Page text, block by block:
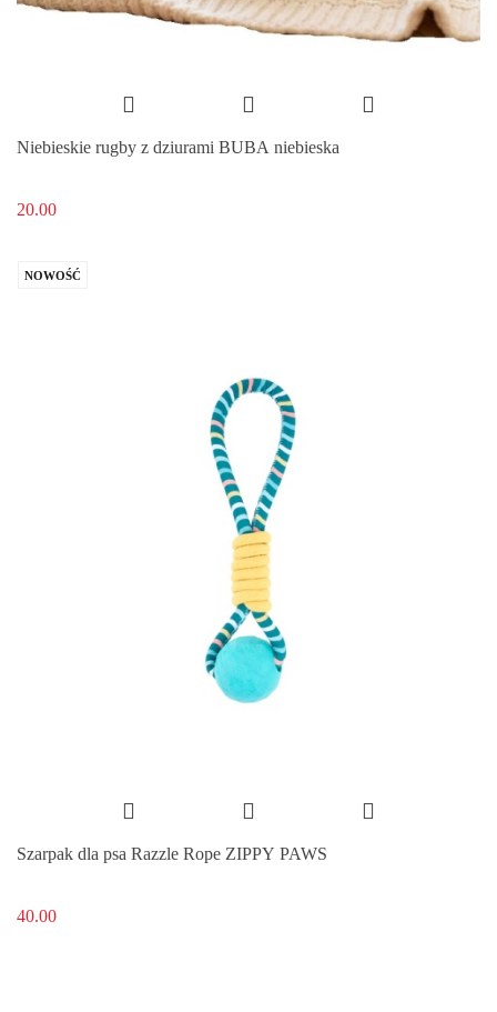
Niebieskie rugby z dziurami BUBA niebieska
20.00
NOWOŚĆ
Szarpak dla psa Razzle Rope ZIPPY PAWS
40.00